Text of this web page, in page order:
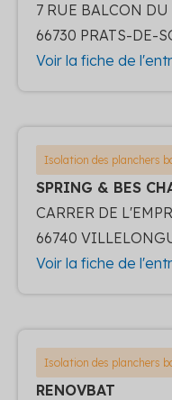
7 RUE BALCON
66730 PRATS-DE-
Voir la fiche de
Isolation des planchers
SPRING & BES
CARRER DE
66740
Voir la fiche de
Isolation des planchers
RENOVBAT